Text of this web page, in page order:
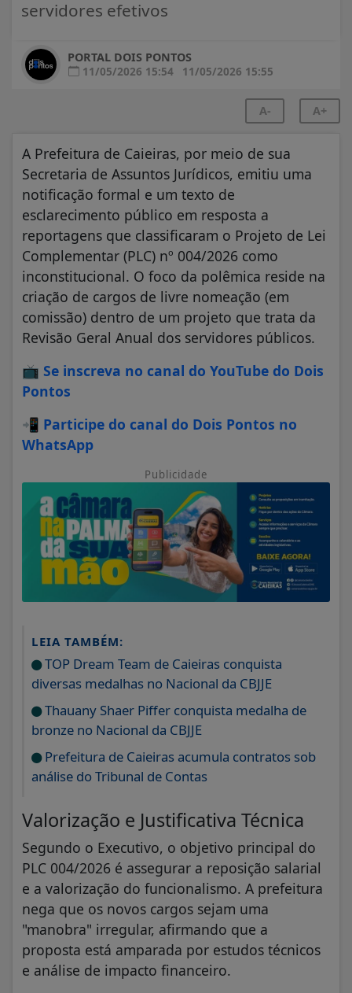
servidores efetivos
PORTAL DOIS PONTOS
11/05/2026 15:54
11/05/2026 15:55
A- A+
A Prefeitura de Caieiras, por meio de sua
Secretaria de Assuntos Jurídicos, emitiu uma
notificação formal e um texto de
esclarecimento público em resposta a
reportagens que classificaram o Projeto de Lei
Complementar (PLC) nº 004/2026 como
inconstitucional. O foco da polêmica reside na
criação de cargos de livre nomeação (em
comissão) dentro de um projeto que trata da
Revisão Geral Anual dos servidores públicos.
📺 Se inscreva no canal do YouTube do Dois
Pontos
📲 Participe do canal do Dois Pontos no
WhatsApp
Publicidade
LEIA TAMBÉM:
TOP Dream Team de Caieiras conquista
diversas medalhas no Nacional da CBJJE
Thauany Shaer Piffer conquista medalha de
bronze no Nacional da CBJJE
Prefeitura de Caieiras acumula contratos sob
análise do Tribunal de Contas
Valorização e Justificativa Técnica
Segundo o Executivo, o objetivo principal do
PLC 004/2026 é assegurar a reposição salarial
e a valorização do funcionalismo. A prefeitura
nega que os novos cargos sejam uma
"manobra" irregular, afirmando que a
proposta está amparada por estudos técnicos
e análise de impacto financeiro.